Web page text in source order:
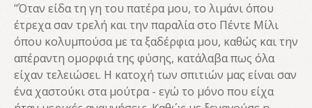
"Όταν είδα τη γη του πατέρα μου, το λιμάνι όπου
έτρεχα σαν τρελή και την παραλία στο Πέντε Μίλι
όπου κολυμπούσα με τα ξαδέρφια μου, καθώς και την
απέραντη ομορφιά της φύσης, κατάλαβα πως όλα
είχαν τελειώσει. Η κατοχή των σπιτιών μας είναι σαν
ένα χαστούκι στα μούτρα - εγώ το μόνο που είχα